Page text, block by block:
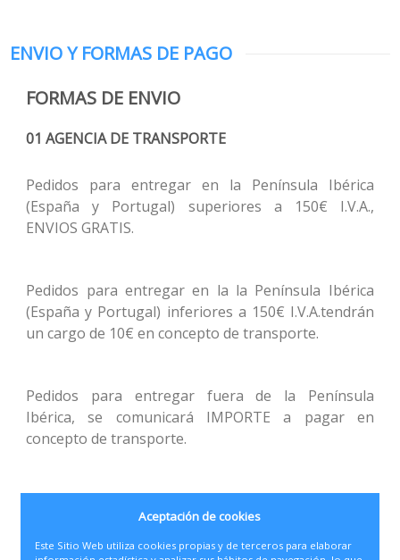
ENVIO Y FORMAS DE PAGO
FORMAS DE ENVIO
01 AGENCIA DE TRANSPORTE
Pedidos para entregar en la Península Ibérica
(España y Portugal) superiores a 150€ I.V.A.,
ENVIOS GRATIS.
Pedidos para entregar en la la Península Ibérica
(España y Portugal) inferiores a 150€ I.V.A.tendrán
un cargo de 10€ en concepto de transporte.
Pedidos para entregar fuera de la Península
Ibérica, se comunicará IMPORTE a pagar en
concepto de transporte.
Aceptación de cookies
Este Sitio Web utiliza cookies propias y de terceros para elaborar